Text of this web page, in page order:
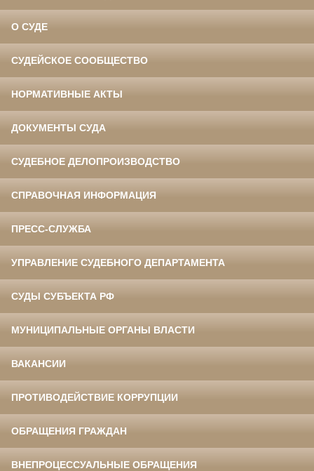
О СУДЕ
СУДЕЙСКОЕ СООБЩЕСТВО
НОРМАТИВНЫЕ АКТЫ
ДОКУМЕНТЫ СУДА
СУДЕБНОЕ ДЕЛОПРОИЗВОДСТВО
СПРАВОЧНАЯ ИНФОРМАЦИЯ
ПРЕСС-СЛУЖБА
УПРАВЛЕНИЕ СУДЕБНОГО ДЕПАРТАМЕНТА
СУДЫ СУБЪЕКТА РФ
МУНИЦИПАЛЬНЫЕ ОРГАНЫ ВЛАСТИ
ВАКАНСИИ
ПРОТИВОДЕЙСТВИЕ КОРРУПЦИИ
ОБРАЩЕНИЯ ГРАЖДАН
ВНЕПРОЦЕССУАЛЬНЫЕ ОБРАЩЕНИЯ